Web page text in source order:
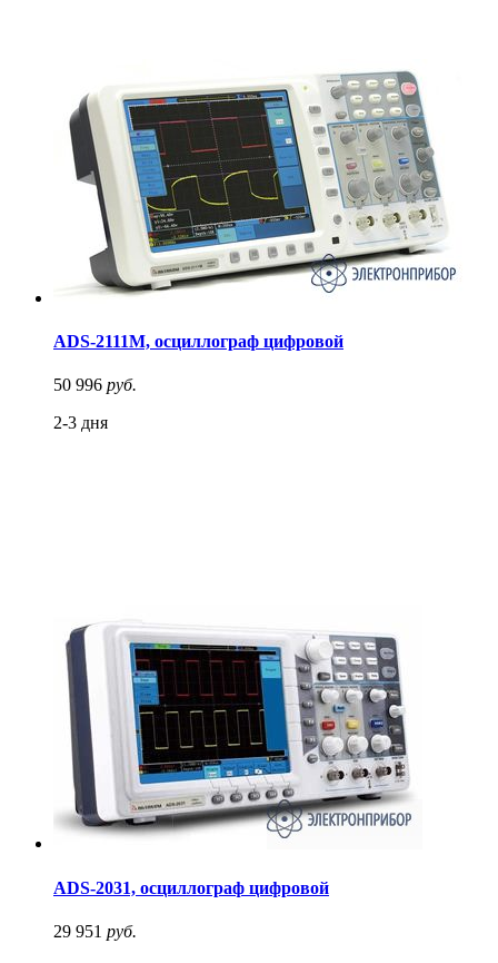
ADS-2111M, осциллограф цифровой
50 996 руб.
2-3 дня
ADS-2031, осциллограф цифровой
29 951 руб.